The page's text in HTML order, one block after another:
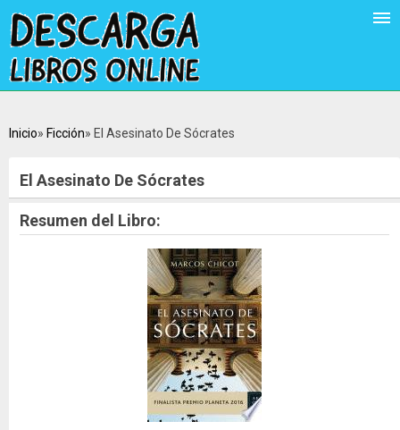
Inicio Ficción El Asesinato De Sócrates
El Asesinato De Sócrates
Resumen del Libro: